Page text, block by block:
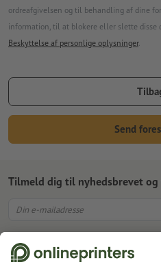
ordreafgivelsen og til behandling af dine
information, til at blokere eller slette disse
Beskyttelse af personlige oplysninger.
Send
Om os
Tilmeld dig til nyhedsbrevet